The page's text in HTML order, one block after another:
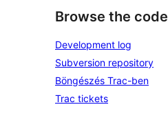
Browse the code
Development log
Subversion repository
Böngészés Trac-ben
Trac tickets